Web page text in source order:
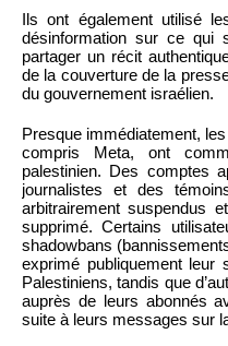
Ils ont également utilisé
désinformation sur ce qui
partager un récit
de la couverture de la
du gouvernement israélien.
Presque immédiatement,
compris Meta, ont
palestinien. Des comptes
journalistes et des
arbitrairement suspendus
supprimé. Certains
shadowbans
exprimé publiquement leur
Palestiniens, tandis que
auprès de leurs abonnés
suite à leurs messages sur